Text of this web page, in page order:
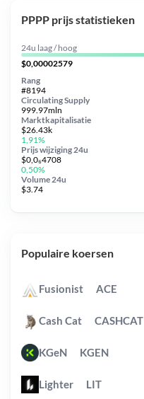
PPPP prijs statistieken
24u laag / hoog
$0,00002579
Circulating Supply
999.97mln
Prijs wijziging 24u
$0,0₆4708
0,50%
Marktkapitalisatie
$26.43k
1,91%
Volume 24u
$3.74
Rang
#8194
Populaire koersen
Fusionist ACE
Cash Cat CASHCAT
KGeN KGEN
Lighter LIT